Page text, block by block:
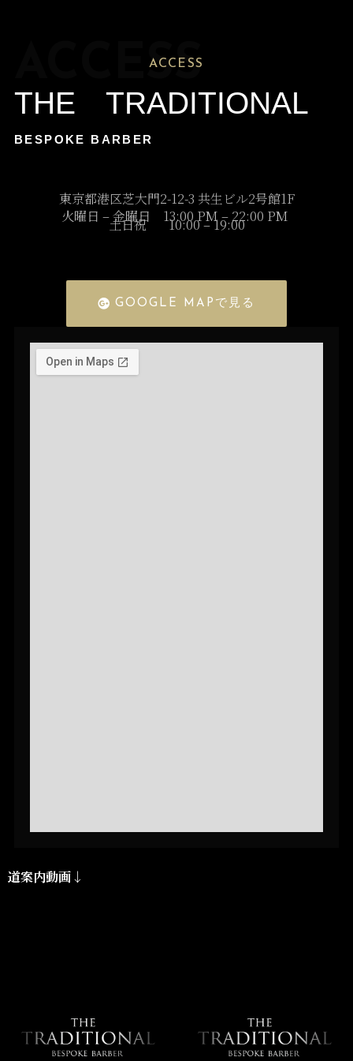
ACCESS
ACCESS
THE TRADITIONAL
BESPOKE BARBER
東京都港区芝大門2-12-3 共生ビル2号館1F
火曜日 – 金曜日 13:00 PM – 22:00 PM
土日祝 10:00 – 19:00
GOOGLE MAPで見る
道案内動画↓